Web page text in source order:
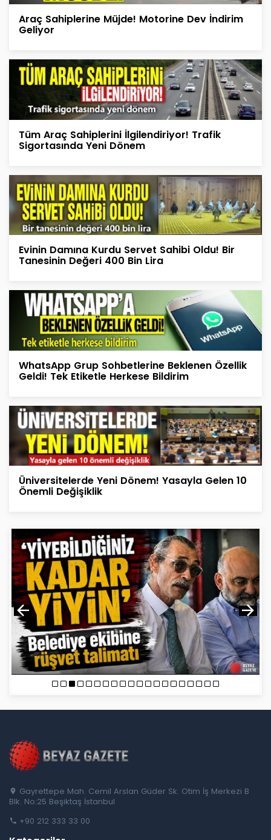
Araç Sahiplerine Müjde! Motorine Dev İndirim
Geliyor
Tüm Araç Sahiplerini İlgilendiriyor! Trafik
Sigortasında Yeni Dönem
Evinin Damına Kurdu Servet Sahibi Oldu! Bir
Tanesinin Değeri 400 Bin Lira
WhatsApp Grup Sohbetlerine Beklenen Özellik
Geldi! Tek Etiketle Herkese Bildirim
Üniversitelerde Yeni Dönem! Yasayla Gelen 10
Önemli Değişiklik
Gayrettepe Mah. Cemil Arslan Güder Sk. Otim İş Merkezi B
Blk. No:25 Beşiktaş İstanbul
+90 212 333 33 00